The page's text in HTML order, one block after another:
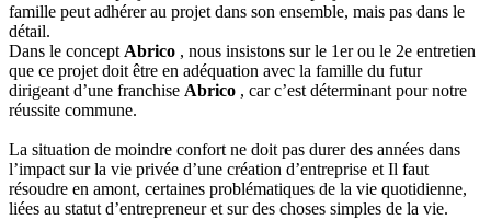
famille peut adhérer au projet dans son ensemble, mais pas dans le
détail.
Dans le conceptAbrico , nous insistons sur le 1er ou le 2e entretien
que ce projet doit être en adéquation avec la famille du futur
dirigeant d’une franchise Abrico , car c’est déterminant pour notre
réussite commune.
La situation de moindre confort ne doit pas durer des années dans
l’impact sur la vie privée d’une création d’entreprise et Il faut
résoudre en amont, certaines problématiques de la vie quotidienne,
liées au statut d’entrepreneur et sur des choses simples de la vie.